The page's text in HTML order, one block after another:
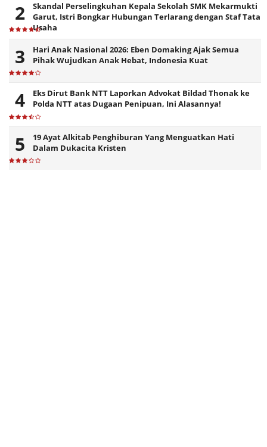
Skandal Perselingkuhan Kepala Sekolah SMK Mekarmukti
Garut, Istri Bongkar Hubungan Terlarang dengan Staf Tata
Usaha
Hari Anak Nasional 2026: Eben Domaking Ajak Semua
Pihak Wujudkan Anak Hebat, Indonesia Kuat
Eks Dirut Bank NTT Laporkan Advokat Bildad Thonak ke
Polda NTT atas Dugaan Penipuan, Ini Alasannya!
19 Ayat Alkitab Penghiburan Yang Menguatkan Hati
Dalam Dukacita Kristen